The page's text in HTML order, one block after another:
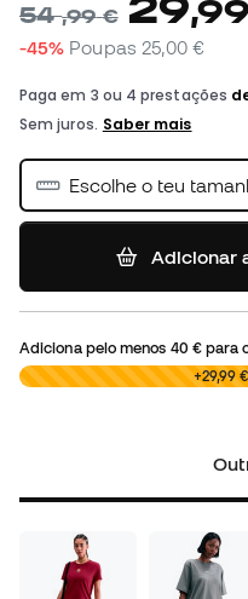
54,99 € ,99
-45% Poupas 25,00 €
Escolhe o teu
Adicionar
Adiciona pelo menos 40 €para
0,00 € +29,99 €